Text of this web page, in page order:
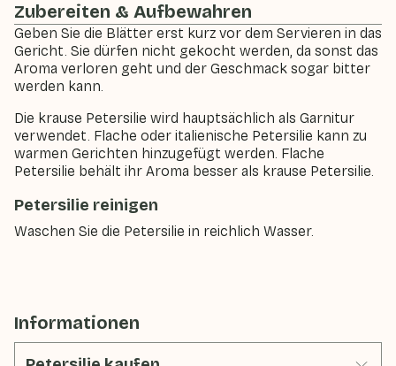
Zubereiten & Aufbewahren
Geben Sie die Blätter erst kurz vor dem Servieren in das
Gericht. Sie dürfen nicht gekocht werden, da sonst das
Aroma verloren geht und der Geschmack sogar bitter
werden kann.
Die krause Petersilie wird hauptsächlich als Garnitur
verwendet. Flache oder italienische Petersilie kann zu
warmen Gerichten hinzugefügt werden. Flache
Petersilie behält ihr Aroma besser als krause Petersilie.
Petersilie reinigen
Waschen Sie die Petersilie in reichlich Wasser.
Informationen